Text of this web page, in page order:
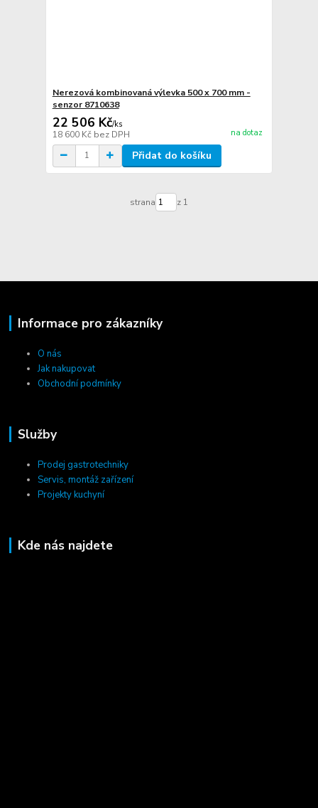
Nerezová kombinovaná výlevka 500 x 700 mm -
senzor 8710638
22 506 Kč/ks
18 600 Kč bez DPH na dotaz
Přidat do košíku
strana z 1
Informace pro zákazníky
O nás
Jak nakupovat
Obchodní podmínky
Služby
Prodej gastrotechniky
Servis, montáž zařízení
Projekty kuchyní
Kde nás najdete